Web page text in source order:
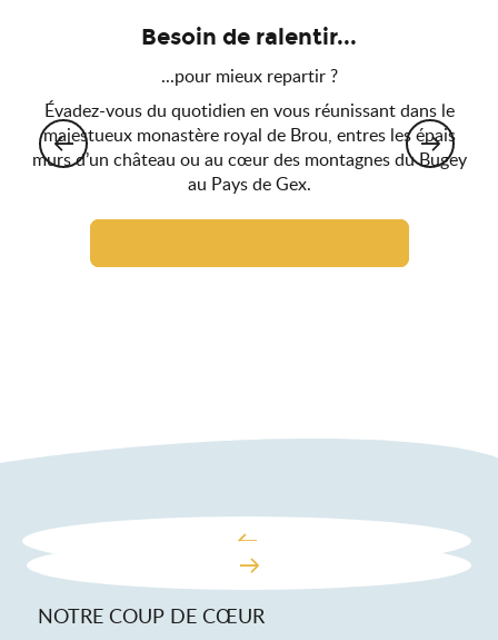
Besoin de ralentir...
...pour mieux repartir ?
Évadez-vous du quotidien en vous réunissant dans le
majestueux monastère royal de Brou, entres les épais
murs d’un château ou au cœur des montagnes du Bugey
au Pays de Gex.
NOTRE COUP DE CŒUR